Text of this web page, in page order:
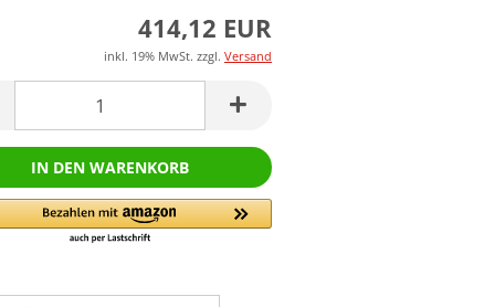
414,12 EUR
inkl. 19% MwSt. zzgl. Versand